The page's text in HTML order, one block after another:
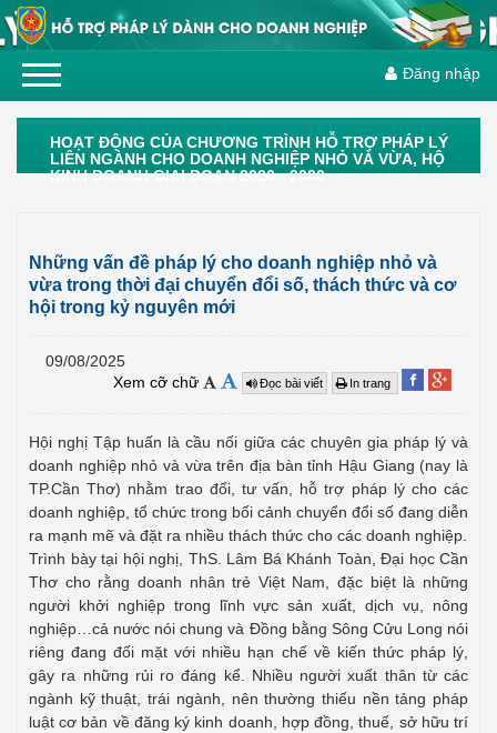
Đăng nhập
HOẠT ĐỘNG CỦA CHƯƠNG TRÌNH HỖ TRỢ PHÁP LÝ
LIÊN NGÀNH CHO DOANH NGHIỆP NHỎ VÀ VỪA, HỘ
KINH DOANH GIAI ĐOẠN 2026 - 2030
Những vấn đề pháp lý cho doanh nghiệp nhỏ và
vừa trong thời đại chuyển đổi số, thách thức và cơ
hội trong kỷ nguyên mới
09/08/2025
Xem cỡ chữ
Đọc bài viết In trang
Hội nghị Tập huấn là cầu nối giữa các chuyên gia pháp lý và
doanh nghiệp nhỏ và vừa trên địa bàn tỉnh Hậu Giang (nay là
TP.Cần Thơ) nhằm trao đổi, tư vấn, hỗ trợ pháp lý cho các
doanh nghiệp, tổ chức trong bối cảnh chuyển đổi số đang diễn
ra mạnh mẽ và đặt ra nhiều thách thức cho các doanh nghiệp.
Trình bày tại hội nghị, ThS. Lâm Bá Khánh Toàn, Đại học Cần
Thơ cho rằng doanh nhân trẻ Việt Nam, đặc biệt là những
người khởi nghiệp trong lĩnh vực sản xuất, dịch vụ, nông
nghiệp…cả nước nói chung và Đồng bằng Sông Cửu Long nói
riêng đang đối mặt với nhiều hạn chế về kiến thức pháp lý,
gây ra những rủi ro đáng kể. Nhiều người xuất thân từ các
ngành kỹ thuật, trái ngành, nên thường thiếu nền tảng pháp
luật cơ bản về đăng ký kinh doanh, hợp đồng, thuế, sở hữu trí